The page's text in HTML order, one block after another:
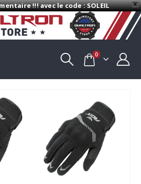
X
!!! avec le code : SOLEIL
0